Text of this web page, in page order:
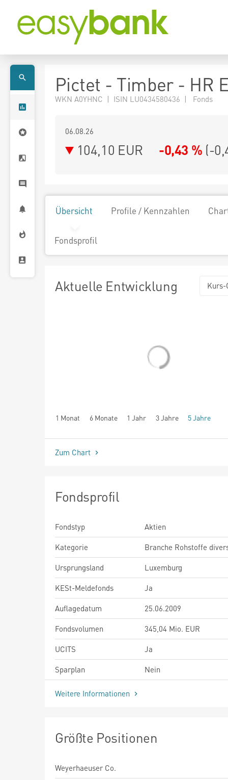
Pictet - Timber - HR
WKN A0YHNC | ISIN LU0434580436 | Fonds
06.08.26
104,10 EUR -0,43 % (-
Übersicht Profile / Kennzahlen
Fondsprofil
Aktuelle Entwicklung Kurs-
1 Monat 6 Monate 1 Jahr 3 Jahre 5 Jahre
seit Beginn
Zum Chart
Fondsprofil
Fondstyp
Aktien
Kategorie
Branche Rohstoffe
Ursprungsland
Luxemburg
KESt-Meldefonds
Ja
Auflagedatum
25.06.2009
Fondsvolumen
345,04 Mio. EUR
UCITS
Ja
Sparplan
Nein
Weitere Informationen
Größte Positionen
Weyerhaeuser Co.